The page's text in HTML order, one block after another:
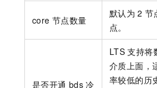
core 节点数量
默认为 2 节
点。
是否开通 bds 冷
LTS 支持将
介质上面，
率较低的历